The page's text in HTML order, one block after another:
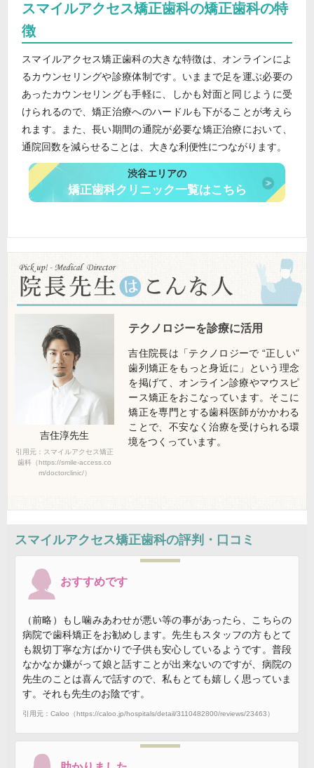
スマイルアクセス矯正歯科の矯正歯科の特
徴
スマイルアクセス矯正歯科の大きな特徴は、オンラインによ
るカウンセリングや診療体制です。いままで足を運ぶ必要の
あったカウンセリングも手軽に、しかも対面と同じように受
けられるので、矯正治療へのハードルも下がることが考えら
れます。また、長い期間の通院が必要な矯正治療において、
通院回数を減らせることは、大きな利便性につながります。
渋谷エリアの
矯正歯科クリニック一覧はこちら
テクノロジーを診療に活用
吉住院長は「テクノロジーで “正しい”
歯列矯正をもっと身近に」という理念
を掲げて、オンライン診療やマウスピ
ース矯正をおこなっています。そこに
矯正を専門とする歯科医師がかかわる
ことで、不安なく治療を受けられる環
境をつくっています。
吉住淳先生
引用元：スマイルアクセス矯正
歯科（https://smile-access.co
m/doctorclinic/）
スマイルアクセス矯正歯科の評判・口コミ
おすすめです
（前略）もし噛みあわせが悪い等の事があったら、こちらの
病院で歯科矯正をお勧めします。先生もスタッフの方もとて
も親切丁寧な方ばかりで子供も安心しているようです。普段
なかなか嫌がって娘と話すことが出来ないのですが、病院の
先生のことは喜んで話すので、私もとても嬉しく思っていま
す。それも先生のお陰です。
引用元：Caloo（https://caloo.jp/hospitals/detail/3110482800/reviews/23463）